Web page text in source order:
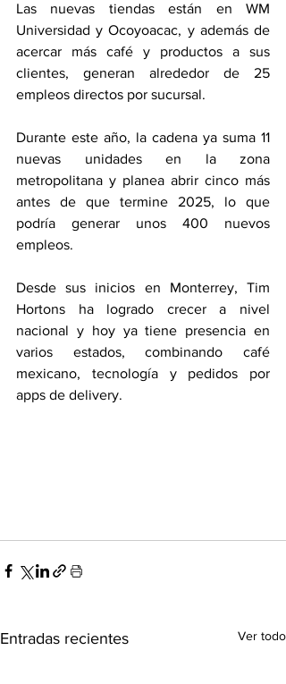
Las nuevas tiendas están en WM
Universidad y Ocoyoacac, y además de
acercar más café y productos a sus
clientes, generan alrededor de 25
empleos directos por sucursal.
Durante este año, la cadena ya suma 11
nuevas unidades en la zona
metropolitana y planea abrir cinco más
antes de que termine 2025, lo que
podría generar unos 400 nuevos
empleos.
Desde sus inicios en Monterrey, Tim
Hortons ha logrado crecer a nivel
nacional y hoy ya tiene presencia en
varios estados, combinando café
mexicano, tecnología y pedidos por
apps de delivery.
Entradas recientes Ver todo